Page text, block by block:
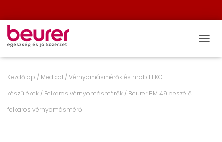
Kezdőlap / Medical /Vérnyomásmérők és mobil EKG
készülékek / Felkaros vérnyomásmérők / Beurer BM 49 beszélő
felkaros vérnyomásmérő